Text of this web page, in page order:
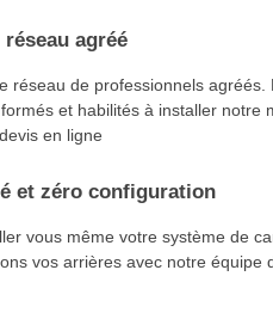
agréé
réseau de professionnels
et habilités à installer
en ligne
et zéro configuration
vous même votre système de
vos arrières avec notre équipe